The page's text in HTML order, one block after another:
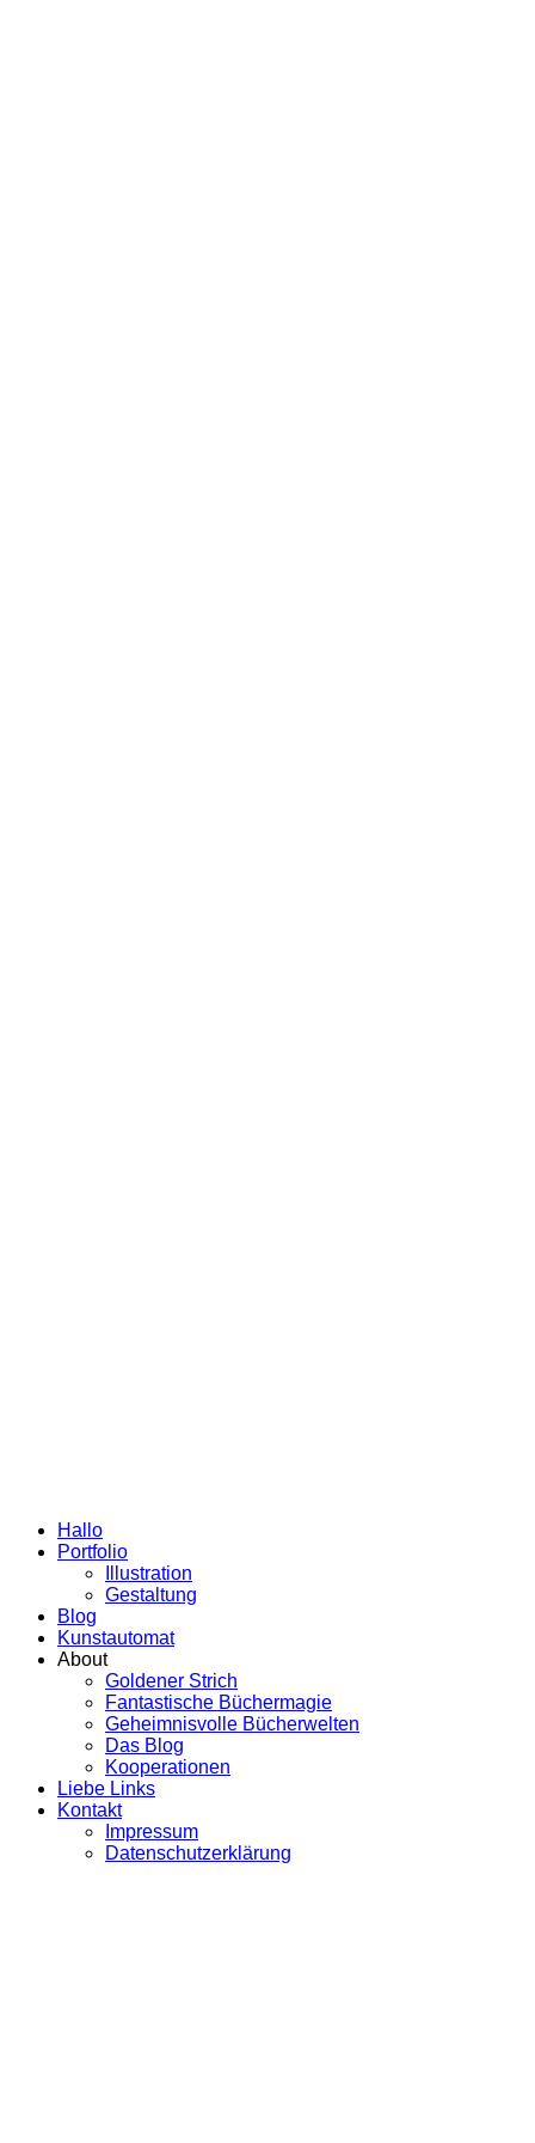
Hallo
Portfolio
Illustration
Gestaltung
Blog
Kunstautomat
About
Goldener Strich
Fantastische Büchermagie
Geheimnisvolle Bücherwelten
Das Blog
Kooperationen
Liebe Links
Kontakt
Impressum
Datenschutzerklärung